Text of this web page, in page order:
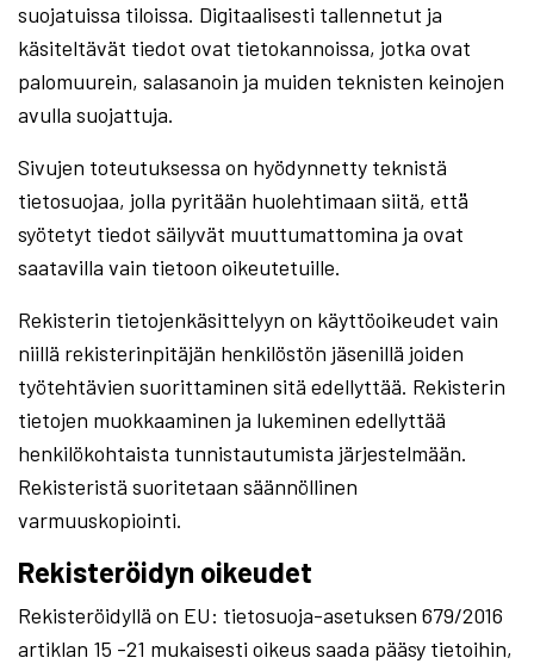
suojatuissa tiloissa. Digitaalisesti tallennetut ja
käsiteltävät tiedot ovat tietokannoissa, jotka ovat
palomuurein, salasanoin ja muiden teknisten keinojen
avulla suojattuja.
Sivujen toteutuksessa on hyödynnetty teknistä
tietosuojaa, jolla pyritään huolehtimaan siitä, että̈
syötetyt tiedot säilyvät muuttumattomina ja ovat
saatavilla vain tietoon oikeutetuille.
Rekisterin tietojenkäsittelyyn on käyttöoikeudet vain
niillä rekisterinpitäjän henkilöstön jäsenillä joiden
työtehtävien suorittaminen sitä edellyttää. Rekisterin
tietojen muokkaaminen ja lukeminen edellyttää
henkilökohtaista tunnistautumista järjestelmään.
Rekisteristä suoritetaan säännöllinen
varmuuskopiointi.
Rekisteröidyn oikeudet
Rekisteröidyllä on EU: tietosuoja-asetuksen 679/2016
artiklan 15 -21 mukaisesti oikeus saada pääsy tietoihin,